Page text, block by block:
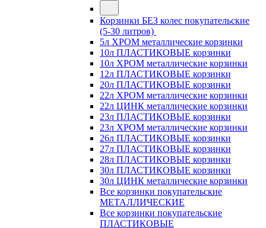
Корзинки БЕЗ колес покупательские
(5-30 литров)
5л ХРОМ металлические корзинки
10л ПЛАСТИКОВЫЕ корзинки
10л ХРОМ металлические корзинки
12л ПЛАСТИКОВЫЕ корзинки
20л ПЛАСТИКОВЫЕ корзинки
22л ХРОМ металлические корзинки
22л ЦИНК металлические корзинки
23л ПЛАСТИКОВЫЕ корзинки
23л ХРОМ металлические корзинки
26л ПЛАСТИКОВЫЕ корзинки
27л ПЛАСТИКОВЫЕ корзинки
28л ПЛАСТИКОВЫЕ корзинки
30л ПЛАСТИКОВЫЕ корзинки
30л ЦИНК металлические корзинки
Все корзинки покупательские
МЕТАЛЛИЧЕСКИЕ
Все корзинки покупательские
ПЛАСТИКОВЫЕ